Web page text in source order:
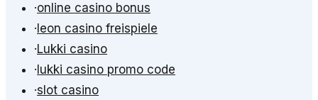
·online casino bonus
· leon casino freispiele
·Lukki casino
· lukki casino promo code
·slot casino